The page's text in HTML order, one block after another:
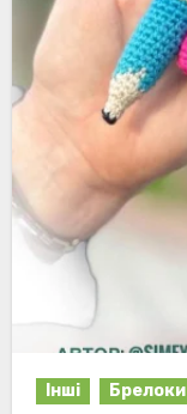
Інші Брелоки